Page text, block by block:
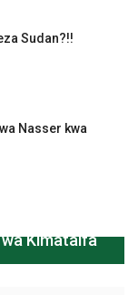
Sudan?!!
Nasser kwa
Kimataifa